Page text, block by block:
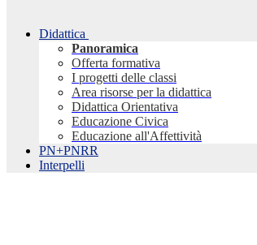
Didattica
Panoramica
Offerta formativa
I progetti delle classi
Area risorse per la didattica
Didattica Orientativa
Educazione Civica
Educazione all'Affettività
PN+PNRR
Interpelli